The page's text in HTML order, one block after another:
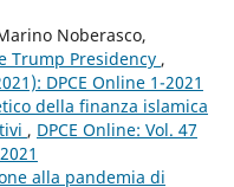
Noberasco,
Trump Presidency ,
DPCE Online 1-2021
della finanza islamica
, DPCE Online: Vol. 47
alla pandemia di